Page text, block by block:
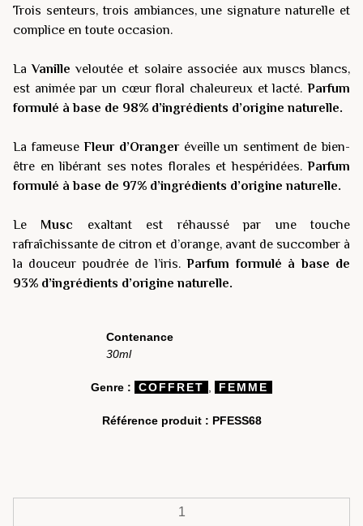
Trois senteurs, trois ambiances, une signature naturelle et
complice en toute occasion.
LaVanille veloutée et solaire associée aux muscs blancs,
est animée par un cœur floral chaleureux et lacté. Parfum
formulé à base de 98% d’ingrédients d’origine naturelle.
La fameuseFleur d’Oranger éveille un sentiment de bien-
être en libérant ses notes florales et hespéridées. Parfum
formulé à base de 97% d’ingrédients d’origine naturelle.
Le Musc exaltant est réhaussé par une touche
rafraîchissante de citron et d’orange, avant de succomber à
la douceur poudrée de l’iris.Parfum formulé à base de
93% d’ingrédients d’origine naturelle.
Contenance
30ml
Genre : COFFRET FEMME
Référence produit : PFESS68